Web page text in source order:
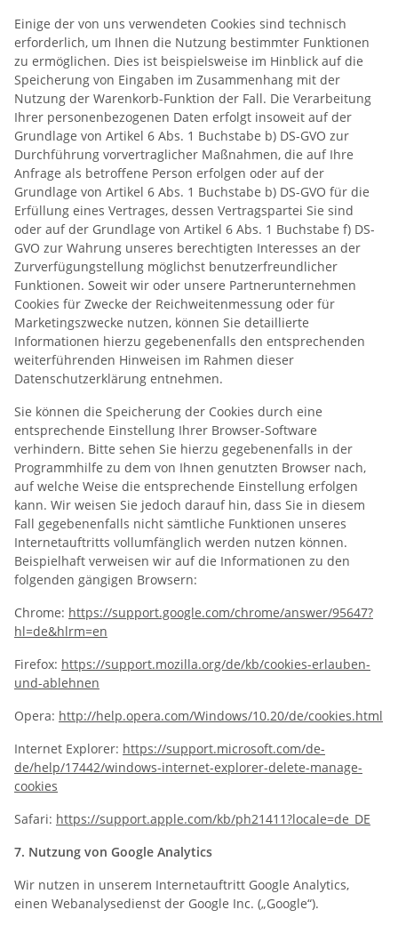
Einige der von uns verwendeten Cookies sind technisch
erforderlich, um Ihnen die Nutzung bestimmter Funktionen
zu ermöglichen. Dies ist beispielsweise im Hinblick auf die
Speicherung von Eingaben im Zusammenhang mit der
Nutzung der Warenkorb-Funktion der Fall. Die Verarbeitung
Ihrer personenbezogenen Daten erfolgt insoweit auf der
Grundlage von Artikel 6 Abs. 1 Buchstabe b) DS-GVO zur
Durchführung vorvertraglicher Maßnahmen, die auf Ihre
Anfrage als betroffene Person erfolgen oder auf der
Grundlage von Artikel 6 Abs. 1 Buchstabe b) DS-GVO für die
Erfüllung eines Vertrages, dessen Vertragspartei Sie sind
oder auf der Grundlage von Artikel 6 Abs. 1 Buchstabe f) DS-
GVO zur Wahrung unseres berechtigten Interesses an der
Zurverfügungstellung möglichst benutzerfreundlicher
Funktionen. Soweit wir oder unsere Partnerunternehmen
Cookies für Zwecke der Reichweitenmessung oder für
Marketingszwecke nutzen, können Sie detaillierte
Informationen hierzu gegebenenfalls den entsprechenden
weiterführenden Hinweisen im Rahmen dieser
Datenschutzerklärung entnehmen.
Sie können die Speicherung der Cookies durch eine
entsprechende Einstellung Ihrer Browser-Software
verhindern. Bitte sehen Sie hierzu gegebenenfalls in der
Programmhilfe zu dem von Ihnen genutzten Browser nach,
auf welche Weise die entsprechende Einstellung erfolgen
kann. Wir weisen Sie jedoch darauf hin, dass Sie in diesem
Fall gegebenenfalls nicht sämtliche Funktionen unseres
Internetauftritts vollumfänglich werden nutzen können.
Beispielhaft verweisen wir auf die Informationen zu den
folgenden gängigen Browsern:
Chrome: https://support.google.com/chrome/answer/95647?
hl=de&hlrm=en
Firefox: https://support.mozilla.org/de/kb/cookies-erlauben-
und-ablehnen
Opera: http://help.opera.com/Windows/10.20/de/cookies.html
Internet Explorer: https://support.microsoft.com/de-
de/help/17442/windows-internet-explorer-delete-manage-
cookies
Safari: https://support.apple.com/kb/ph21411?locale=de_DE
7. Nutzung von Google Analytics
Wir nutzen in unserem Internetauftritt Google Analytics,
einen Webanalysedienst der Google Inc. („Google“).